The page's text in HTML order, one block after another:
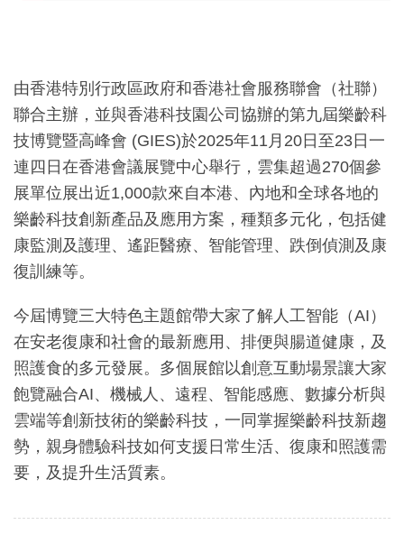
由香港特別行政區政府和香港社會服務聯會（社聯）
聯合主辦，並與香港科技園公司協辦的第九屆樂齡科
技博覽暨高峰會 (GIES)於2025年11月20日至23日一
連四日在香港會議展覽中心舉行，雲集超過270個參
展單位展出近1,000款來自本港、內地和全球各地的
樂齡科技創新產品及應用方案，種類多元化，包括健
康監測及護理、遙距醫療、智能管理、跌倒偵測及康
復訓練等。
今屆博覽三大特色主題館帶大家了解人工智能（AI）
在安老復康和社會的最新應用、排便與腸道健康，及
照護食的多元發展。多個展館以創意互動場景讓大家
飽覽融合AI、機械人、遠程、智能感應、數據分析與
雲端等創新技術的樂齡科技，一同掌握樂齡科技新趨
勢，親身體驗科技如何支援日常生活、復康和照護需
要，及提升生活質素。